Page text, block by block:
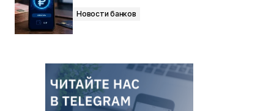
Новости банков